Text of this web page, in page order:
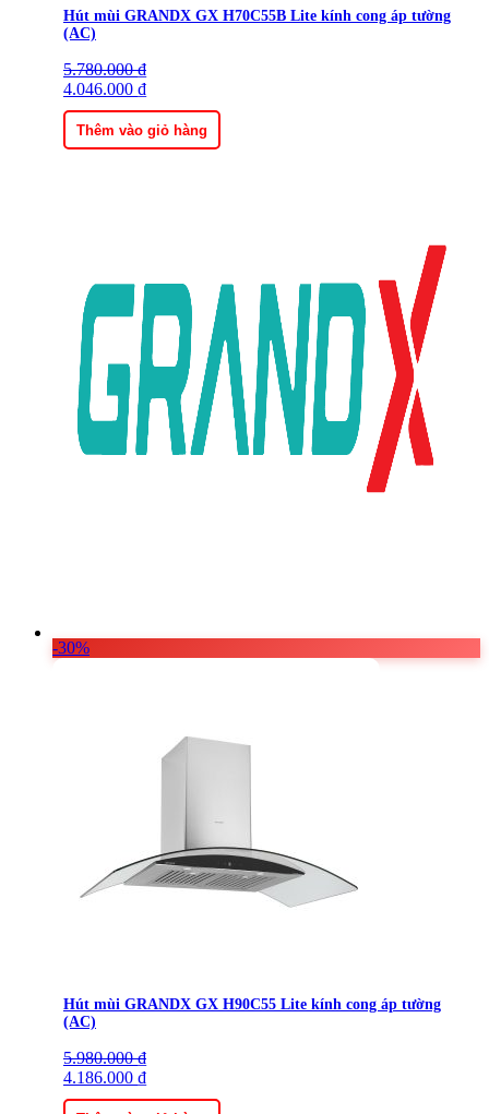
Hút mùi GRANDX GX H70C55B Lite kính cong áp tường
(AC)
5.780.000₫
Giá
gốc
là:
5.780.000 ₫.
4.046.000 ₫
Giá
hiện
tại
là:
4.046.000 ₫.
Thêm vào giỏ hàng
-30%
Hút mùi GRANDX GX H90C55 Lite kính cong áp tường
(AC)
5.980.000₫
Giá
gốc
là:
4.186.000 ₫
Giá
hiện
tại